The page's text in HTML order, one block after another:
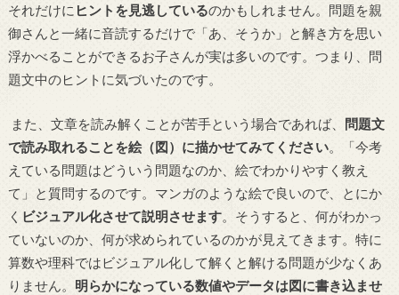
それだけに ヒントを見逃しているのかもしれません。問題を親
御さんと一緒に音読するだけで「あ、そうか」と解き方を思い
浮かべることができるお子さんが実は多いのです。つまり、問
題文中のヒントに気づいたのです。
また、文章を読み解くことが苦手という場合であれば、 問題文
で読み取れることを絵（図）に描かせてみてください。「今考
えている問題はどういう問題なのか、絵でわかりやすく教え
て」と質問するのです。マンガのような絵で良いので、とにか
く ビジュアル化させて説明させます。そうすると、何がわかっ
ていないのか、何が求められているのかが見えてきます。特に
算数や理科ではビジュアル化して解くと解ける問題が少なくあ
りません。 明らかになっている数値やデータは図に書き込ませ